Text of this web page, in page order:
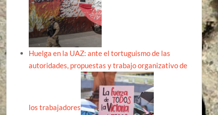
Huelga en la UAZ: ante el tortuguismo de las
autoridades, propuestas y trabajo organizativo de
los trabajadores